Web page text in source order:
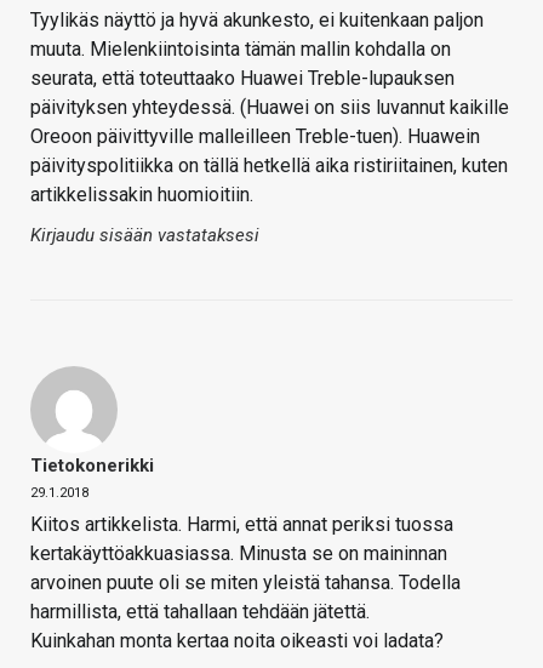
Tyylikäs näyttö ja hyvä akunkesto, ei kuitenkaan paljon
muuta. Mielenkiintoisinta tämän mallin kohdalla on
seurata, että toteuttaako Huawei Treble-lupauksen
päivityksen yhteydessä. (Huawei on siis luvannut kaikille
Oreoon päivittyville malleilleen Treble-tuen). Huawein
päivityspolitiikka on tällä hetkellä aika ristiriitainen, kuten
artikkelissakin huomioitiin.
Kirjaudu sisään vastataksesi
Tietokonerikki
29.1.2018
Kiitos artikkelista. Harmi, että annat periksi tuossa
kertakäyttöakkuasiassa. Minusta se on maininnan
arvoinen puute oli se miten yleistä tahansa. Todella
harmillista, että tahallaan tehdään jätettä.
Kuinkahan monta kertaa noita oikeasti voi ladata?